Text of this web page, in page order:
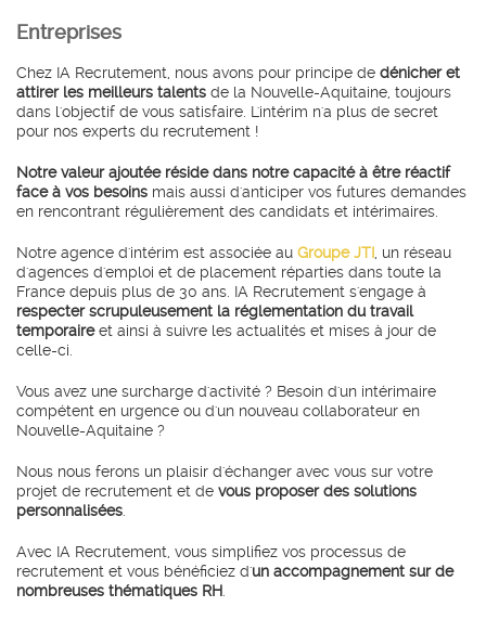
entreprises
Chez IA Recrutement, nous avons pour principe de dénicher et
attirer les meilleurs talents de la Nouvelle-Aquitaine, toujours
dans l'objectif de vous satisfaire. L'intérim n'a plus de secret
pour nos experts du recrutement !
Notre valeur ajoutée réside dans notre capacité à être réactif
face à vos besoins mais aussi d'anticiper vos futures demandes
en rencontrant régulièrement des candidats et intérimaires.
Notre agence d'intérim est associée au Groupe JTI, un réseau
d'agences d'emploi et de placement réparties dans toute la
France depuis plus de 30 ans. IA Recrutement s'engage à
respecter scrupuleusement la réglementation du travail
temporaireet ainsi à suivre les actualités et mises à jour de
celle-ci.
Vous avez une surcharge d'activité ? Besoin d'un intérimaire
compétent en urgence ou d'un nouveau collaborateur en
Nouvelle-Aquitaine ?
Nous nous ferons un plaisir d'échanger avec vous sur votre
projet de recrutement et de vous proposer des solutions
personnalisées.
Avec IA Recrutement, vous simplifiez vos processus de
recrutement et vous bénéficiez d'un accompagnement sur de
nombreuses thématiques RH.